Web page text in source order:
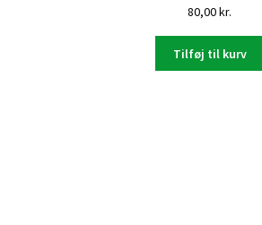
80,00kr.
Tilføj til kurv